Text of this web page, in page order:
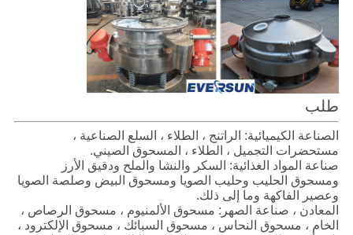
طلب
الصناعة الكيميائية: الراتنج ، الطلاء ، السلع الصناعية ،
مستحضرات التجميل ، الطلاء ، المسحوق الصيني.
صناعة المواد الغذائية: السكر والنشا والملح ودقيق الأرز
ومسحوق الحليب وحليب الصويا ومسحوق البيض وصلصة الصويا
وعصير الفاكهة وما إلى ذلك.
المعادن ، صناعة الصهر: مسحوق الألمنيوم ، مسحوق الرصاص ،
الخام ، مسحوق النحاس ، مسحوق السبائك ، مسحوق الإلكترود ،